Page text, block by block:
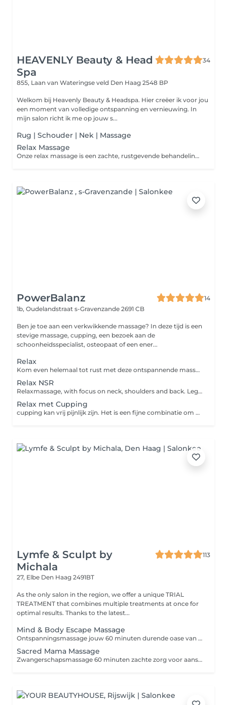
HEAVENLY Beauty & Head
Spa
34
855, Laan van Wateringse veld Den Haag 2548 BP
Welkom bij Heavenly Beauty & Headspa. Hier creëer ik voor jou
een moment van volledige ontspanning en vernieuwing. In
mijn salon richt ik me op jouw s...
Rug | Schouder | Nek | Massage
Relax Massage
Onze relax massage is een zachte, rustgevende behandeling die volledig gericht is op ontspanning. Met vloeiende strijkingen en lichte druk worden rug, nek, hoofd en armen behandeld om spanning los te laten en de doorbloeding te stimuleren. De massage kalmeert het zenuwstelsel, vermindert stress en geeft een diep gevoel van rust en welzijn. Perfect voor wie even volledig wil ontspannen en opladen.
PowerBalanz
14
1b, Oudelandstraat s-Gravenzande 2691 CB
Ben je toe aan een verkwikkende massage? In deze tijd is een
stevige massage, cupping, een bezoek aan de
schoonheidsspecialist, osteopaat of een ener...
Relax
Kom even helemaal tot rust met deze ontspannende massage. Een ontspanningsmassage wordt als zacht en rustig ervaren en is bedoeld voor mensen die hun spieren en lichaam op een vriendelijke manier willen laten ontspannen. Spierspanning wordt minder, bewegingsmogelijkheid wordt groter en vermoeidheids -en stressklachten verdwijnen. Deze massage kan verlichting brengen en de pijn doen verzachten en soms zelfs laten verdwijnen. Het doel van deze massage is ontspanning, verjonging en oplading met behulp van een zachte olie en een combinatie van massagetechnieken zoals strijkbewegingen, kneden, drukken en rollen. De volgende massagetechnieken worden toegepast: Tuina, Shiatsu, Lomi-Lomi en Zweedse massage. Een regelmatige ontspanningsmassage werkt zelfs preventief omdat het lichaam deze ontspanning opslaat in het lichaamsgeheugen en hierdoor in spanning situaties makkelijker ontspant.
Relax NSR
Relaxmassage, with focus on neck, shoulders and back. Legs will not be massaged. Please book a Powermassage if you need a firm massage to get knots worked out.
Relax met Cupping
cupping kan vrij pijnlijk zijn. Het is een fijne combinatie om daarnaast de verdere behandeling te ontspannen.
Lymfe & Sculpt by
Michala
113
27, Elbe Den Haag 2491BT
As the only salon in the region, we offer a unique TRIAL
TREATMENT that combines multiple treatments at once for
optimal results. Thanks to the latest...
Mind & Body Escape Massage
Ontspanningsmassage jouw 60 minuten durende oase van rust Stel je voor dat je even je ogen sluit en de wereld om je heen stilvalt. Zachte muziek, de geur van warme oliën en kalmerende aanrakingen nemen langzaam de spanning en vermoeidheid van je weg. Dat is een ontspanningsmassage in onze salon een ritueel waarbij niet alleen je lichaam tot rust komt, maar ook je geest vrijer kan ademhalen. In tegenstelling tot klassieke therapeutische massages is het doel hier geen pijnlijke drukpunten, maar diepe regeneratie met zachte technieken die de doorbloeding stimuleren, je spieren losmaken en je hoofd helemaal tot rust brengen. Het resultaat: -stress en vermoeidheid vloeien weg -je spieren voelen soepeler en je lichaam lichter -je stemming verbetert door de aanmaak van endorfines -'s avonds slaap je dieper en rustiger -je huid voelt zacht en straalt meer Een ontspanningsmassage is de perfecte keuze als je even tijd voor jezelf wilt, nieuwe energie wilt opdoen en de deur uit wilt gaan met het gevoel dat je opnieuw hebt opgeladen.
Sacred Mama Massage
Zwangerschapsmassage 60 minuten zachte zorg voor aanstaande mama's Een zwangerschap is een bijzondere periode, maar ook een grote belasting voor lichaam en geest. Een groeiende buik, hormonale veranderingen en vermoeidheid zorgen vaak voor spanning in de rug, opgezwollen benen of een onrustige slaap. Een zwangerschapsmassage is een veilige en zachte manier om ontspanning, verlichting en een moment voor jezelf te ervaren. Tijdens de 60 minuten durende massage richten we ons op de gebieden die tijdens de zwangerschap het meest worden belast rug, onderrug, nek, benen en voeten. De massage wordt uitgevoerd in een comfortabele zijligging, ondersteund door kussens, zodat elke aanraking zo aangenaam en veilig mogelijk is. Voordelen van een zwangerschapsmassage: -verlichting van rug-, schouder- en onderrugklachten -vermindering van opgezwollen benen -diepe ontspanning en een betere nachtrust -vermindering van stress en spanning -betere bloed- en lymfecirculatie -een gevoel van welzijn voor moeder én baby Een zwangerschapsmassage is een prachtig cadeau dat elke aanstaande mama verdient een moment om even te ontspannen en zich volledig te richten op zichzelf en haar kindje.